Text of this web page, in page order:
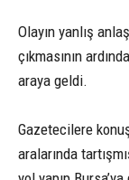
Olayın yanlış
çıkmasının
araya geldi.
Gazetecilere
aralarında